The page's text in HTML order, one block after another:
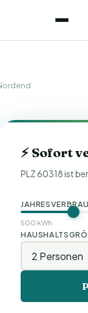
⚡ Sofort
PLZ 60318 ist
500 kWh